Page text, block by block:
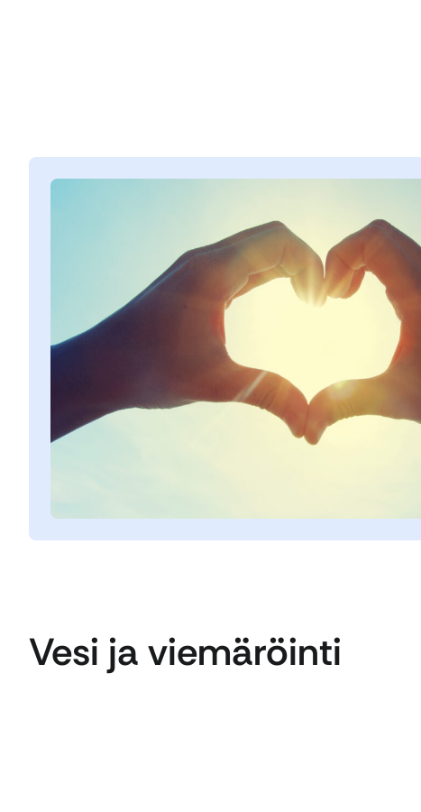
Vesi ja viemäröinti